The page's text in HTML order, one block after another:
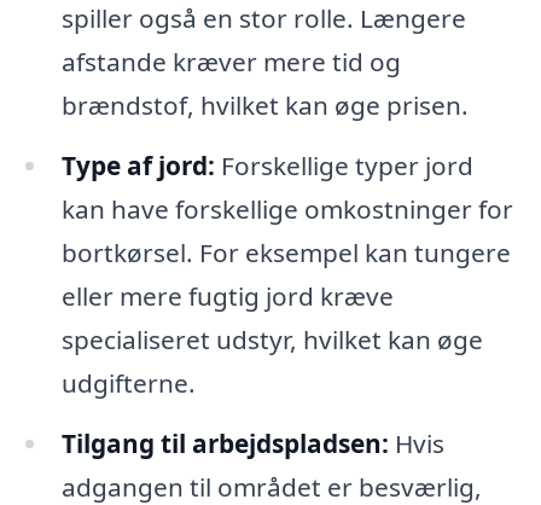
spiller også en stor rolle. Længere
afstande kræver mere tid og
brændstof, hvilket kan øge prisen.
Type af jord: Forskellige typer jord
kan have forskellige omkostninger for
bortkørsel. For eksempel kan tungere
eller mere fugtig jord kræve
specialiseret udstyr, hvilket kan øge
udgifterne.
Tilgang til arbejdspladsen: Hvis
adgangen til området er besværlig,